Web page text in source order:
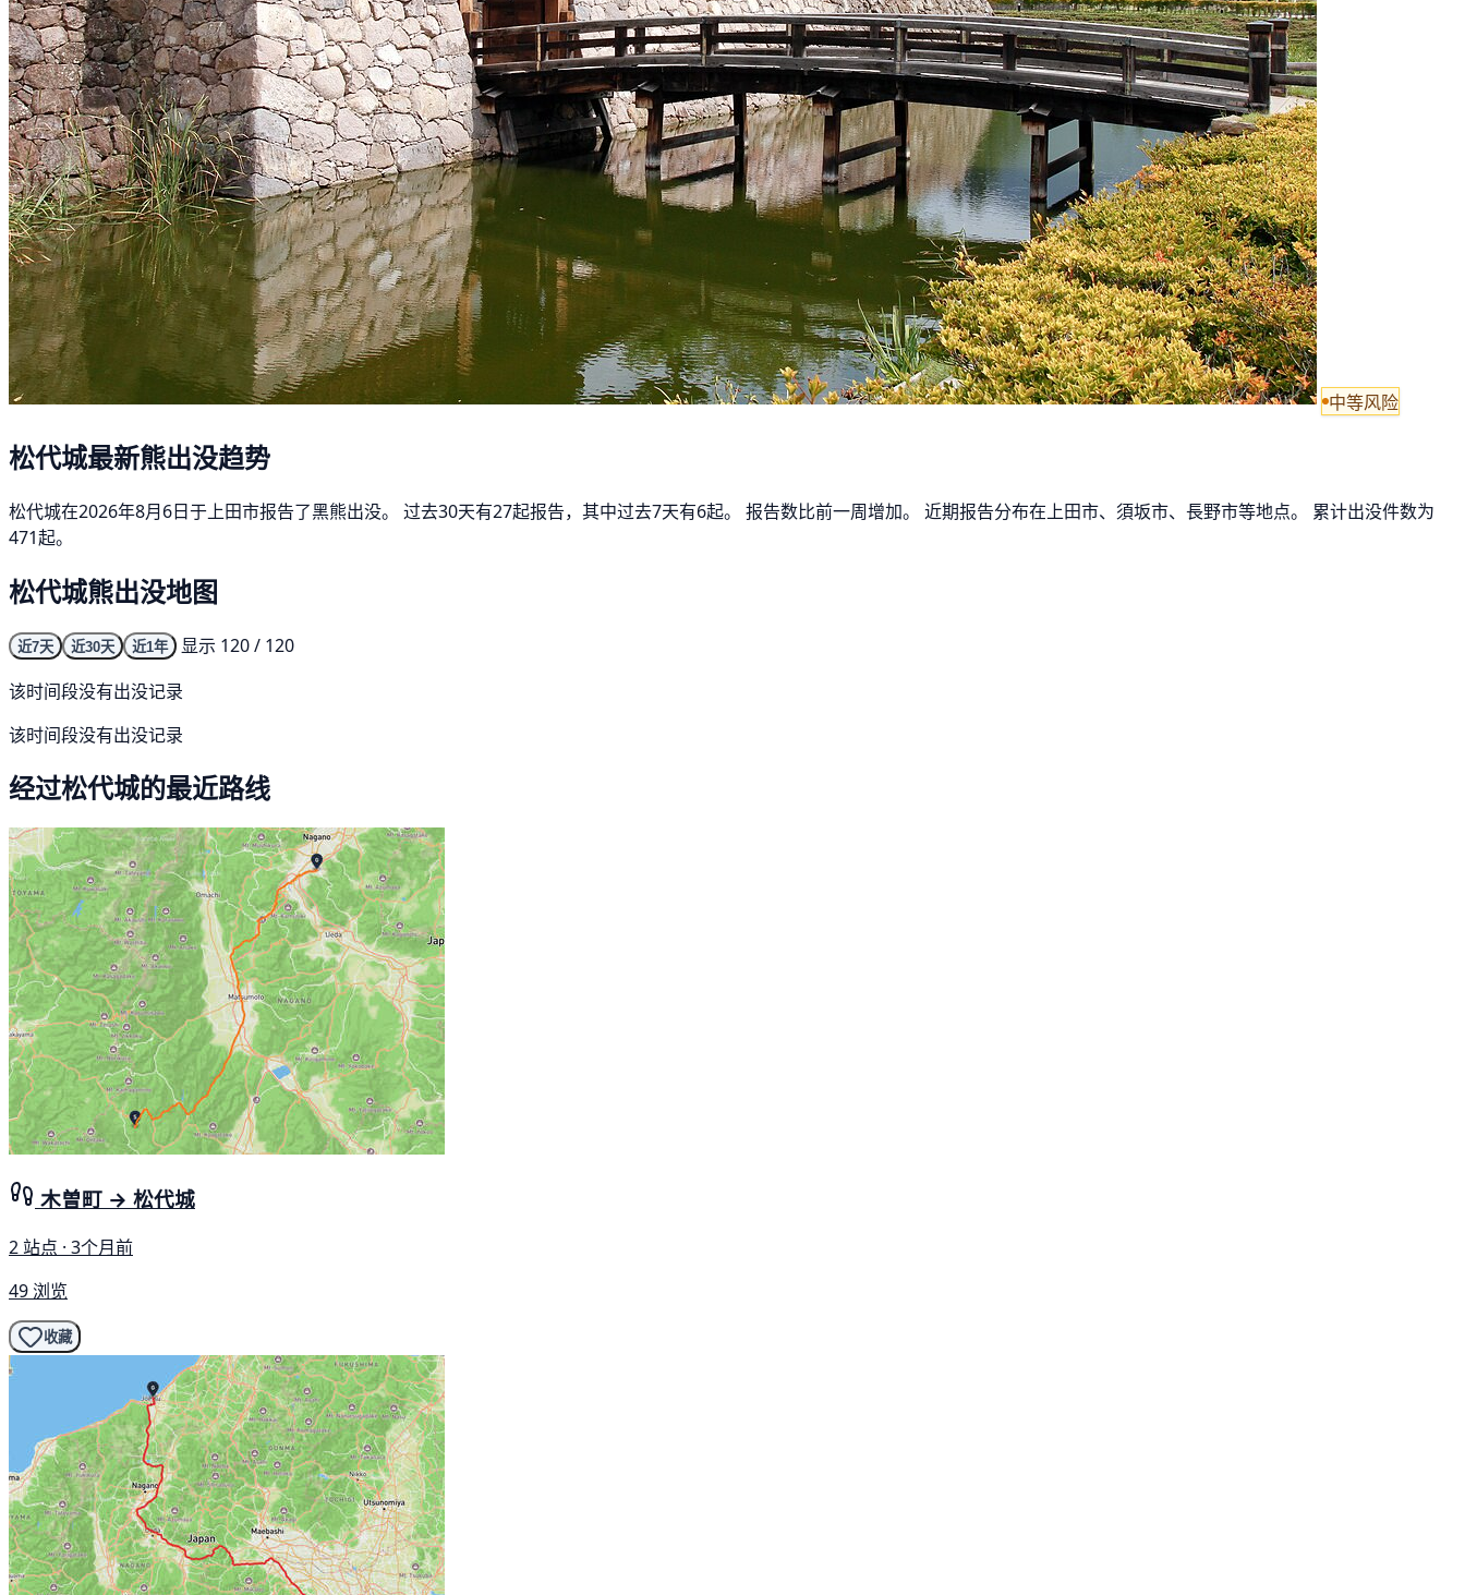
中等风险
松代城最新熊出没趋势
松代城在2026年8月6日于上田市报告了黑熊出没。 过去30天有27起报告，其中过去7天有6起。 报告数比前一周增加。 近期报告分布在上田市、須坂市、長野市等地点。 累计出没件数为
471起。
松代城熊出没地图
近7天 近30天 近1年
显示 120 / 120
该时间段没有出没记录
该时间段没有出没记录
经过松代城的最近路线
木曽町 → 松代城
2 站点 · 3个月前
49 浏览
收藏